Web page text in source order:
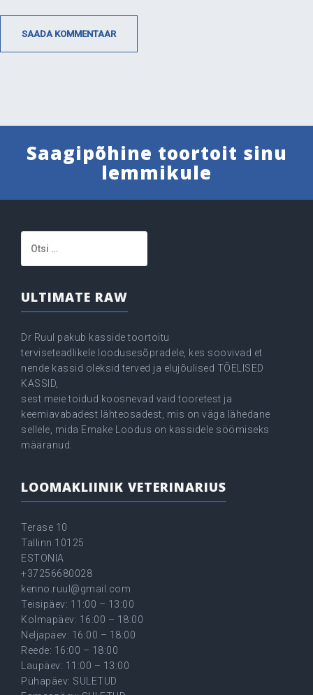
Saagipõhine toortoit sinu
lemmikule
ULTIMATE RAW
Dr Ruul pakub kasside toortoitu
terviseteadlikele loodusesõpradele, kes soovivad et
nende kassid oleksid terved ja elujõulised TÕELISED
KASSID,
sest meie toidud koosnevad vaid tooretest ja
keemiavabadest lähteosadest, mis on väga lähedane
sellele, mida Emake Loodus on kassidele söömiseks
määranud.
LOOMAKLIINIK VETERINARIUS
Terase 10
Tallinn 10125
ESTONIA
+37256680028
kenno.ruul@gmail.com
Teisipäev: 11:00 – 13:00
Kolmapäev: 16:00 – 18:00
Neljapäev: 16:00 – 18:00
Reede: 16:00 – 18:00
Laupäev: 11:00 – 13:00
Pühapäev: SULETUD